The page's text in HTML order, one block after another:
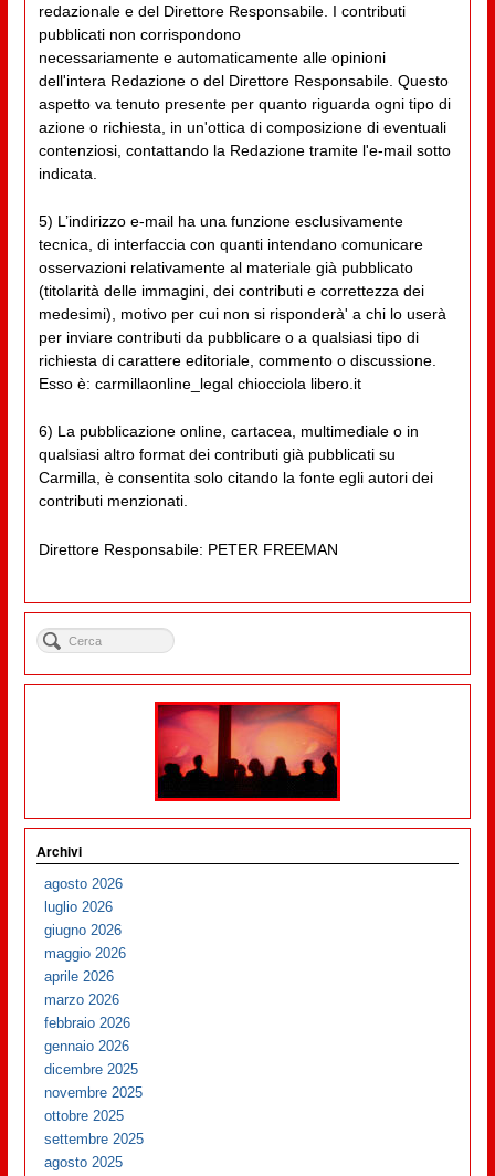
redazionale e del Direttore Responsabile. I contributi
pubblicati non corrispondono
necessariamente e automaticamente alle opinioni
dell'intera Redazione o del Direttore Responsabile. Questo
aspetto va tenuto presente per quanto riguarda ogni tipo di
azione o richiesta, in un'ottica di composizione di eventuali
contenziosi, contattando la Redazione tramite l'e-mail sotto
indicata.
5) L’indirizzo e-mail ha una funzione esclusivamente
tecnica, di interfaccia con quanti intendano comunicare
osservazioni relativamente al materiale già pubblicato
(titolarità delle immagini, dei contributi e correttezza dei
medesimi), motivo per cui non si risponderà' a chi lo userà
per inviare contributi da pubblicare o a qualsiasi tipo di
richiesta di carattere editoriale, commento o discussione.
Esso è: carmillaonline_legal chiocciola libero.it
6) La pubblicazione online, cartacea, multimediale o in
qualsiasi altro format dei contributi già pubblicati su
Carmilla, è consentita solo citando la fonte egli autori dei
contributi menzionati.
Direttore Responsabile: PETER FREEMAN
Archivi
agosto 2026
luglio 2026
giugno 2026
maggio 2026
aprile 2026
marzo 2026
febbraio 2026
gennaio 2026
dicembre 2025
novembre 2025
ottobre 2025
settembre 2025
agosto 2025